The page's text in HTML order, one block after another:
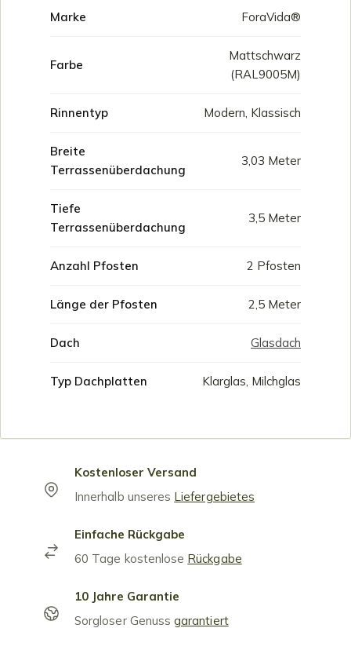
Marke ForaVida®
Farbe
Mattschwarz
(RAL9005M)
Rinnentyp Modern, Klassisch
Breite
Terrassenüberdachung
3,03 Meter
Tiefe
Terrassenüberdachung
3,5 Meter
Anzahl Pfosten 2 Pfosten
Länge der Pfosten 2,5 Meter
Dach Glasdach
Typ Dachplatten Klarglas, Milchglas
Kostenloser Versand
Innerhalb unseres Liefergebietes
Einfache Rückgabe
60 Tage kostenlose Rückgabe
10 Jahre Garantie
Sorgloser Genussgarantiert